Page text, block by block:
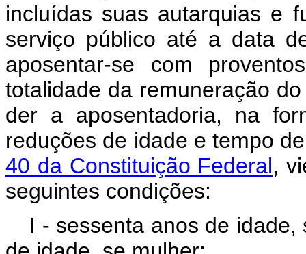
incluídas suas autarquias e
serviço público até a data
aposentar-se com
totalidade da remuneração
der a aposentadoria, na
reduções de idade e tempo
40 da Constituição Federal,
seguintes condições:
I - sessenta anos de